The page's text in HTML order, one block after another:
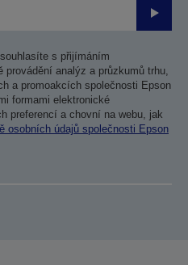
s přijímáním
provádění analýz a průzkumů trhu,
a promoakcích společnosti Epson
formami elektronické
preferencí a chovní na webu, jak
osobních údajů společnosti Epson